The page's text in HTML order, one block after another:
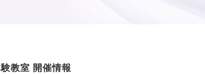
教室 開催情報